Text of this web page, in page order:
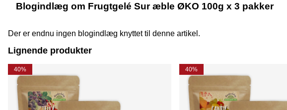
Blogindlæg om Frugtgelé Sur æble ØKO 100g x 3 pakker
Der er endnu ingen blogindlæg knyttet til denne artikel.
Lignende produkter
40% 40%